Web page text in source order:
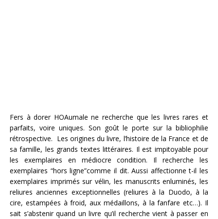
Fers à dorer HOAumale ne recherche que les livres rares et
parfaits, voire uniques. Son goût le porte sur la bibliophilie
rétrospective. Les origines du livre, l’histoire de la France et de
sa famille, les grands textes littéraires. Il est impitoyable pour
les exemplaires en médiocre condition. Il recherche les
exemplaires “hors ligne”comme il dit. Aussi affectionne t-il les
exemplaires imprimés sur vélin, les manuscrits enluminés, les
reliures anciennes exceptionnelles (reliures à la Duodo, à la
cire, estampées à froid, aux médaillons, à la fanfare etc…). Il
sait s’abstenir quand un livre qu’il recherche vient à passer en